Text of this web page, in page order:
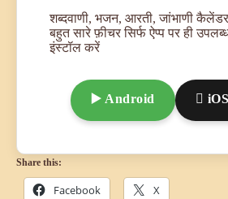
शब्दवाणी, भजन, आरती, जांभाणी
बहुत सारे फ़ीचर सिर्फ ऐप्प पर ही
इंस्टॉल करें
▶️ Android  iOS
Share this:
Facebook X